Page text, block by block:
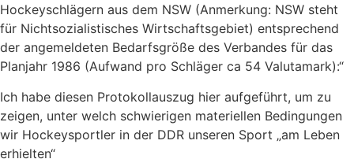
Hockeyschlägern aus dem NSW (Anmerkung: NSW steht
für Nichtsozialistisches Wirtschaftsgebiet) entsprechend
der angemeldeten Bedarfsgröße des Verbandes für das
Planjahr 1986 (Aufwand pro Schläger ca 54 Valutamark):“
Ich habe diesen Protokollauszug hier aufgeführt, um zu
zeigen, unter welch schwierigen materiellen Bedingungen
wir Hockeysportler in der DDR unseren Sport „am Leben
erhielten“